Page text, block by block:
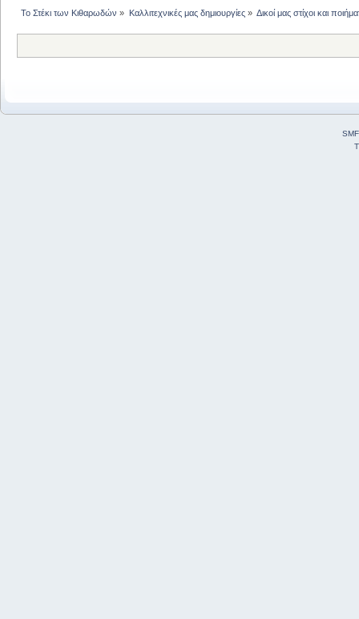
Το Στέκι των Κιθαρωδών » Καλλιτεχνικές μας δημιουργίες» Δικοί μας στίχοι και